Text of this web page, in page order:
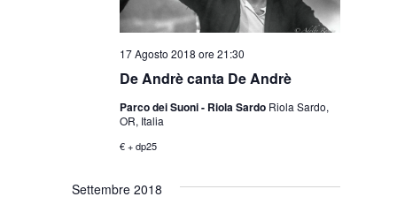
De Andrè canta De Andrè
17 Agosto 2018 ore 21:30
Parco dei Suoni - Riola Sardo Riola Sardo,
OR, Italia
€ + dp25
Settembre 2018